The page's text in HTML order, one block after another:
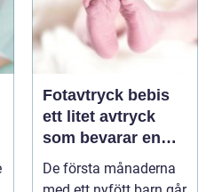
Fotavtryck bebis
ett litet avtryck
som bevarar en
stor stund
De första månaderna